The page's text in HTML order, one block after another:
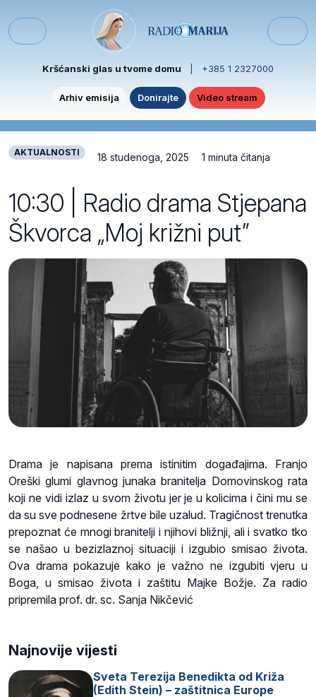
Menu
Kršćanski glas u tvome domu +385 1 2327000
Arhiv emisija Donirajte Video stream
AKTUALNOSTI 18 studenoga, 2025 1 minuta čitanja
10:30 | Radio drama Stjepana
Škvorca „Moj križni put”
Drama je napisana prema istinitim događajima. Franjo
Oreški glumi glavnog junaka branitelja Domovinskog rata
koji ne vidi izlaz u svom životu jer je u kolicima i čini mu se
da su sve podnesene žrtve bile uzalud. Tragičnost trenutka
prepoznat će mnogi branitelji i njihovi bližnji, ali i svatko tko
se našao u bezizlaznoj situaciji i izgubio smisao života.
Ova drama pokazuje kako je važno ne izgubiti vjeru u
Boga, u smisao života i zaštitu Majke Božje. Za radio
pripremila prof. dr. sc. Sanja Nikčević
Najnovije vijesti
Sveta Terezija Benedikta od Križa
(Edith Stein) – zaštitnica Europe